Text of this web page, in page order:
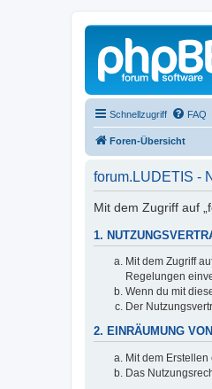
Schnellzugriff FAQ
Foren-Übersicht
forum.LUDETIS -
Mit dem Zugriff auf
1.
Mit dem Zugriff
Regelungen
Wenn du mit
Der
2. EINRÄUMUNG
Mit dem
Das